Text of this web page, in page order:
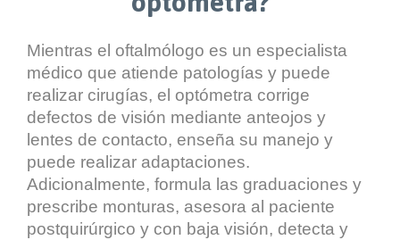
Mientras el oftalmólogo es un especialista
médico que atiende patologías y puede
realizar cirugías, el optómetra corrige
defectos de visión mediante anteojos y
lentes de contacto, enseña su manejo y
puede realizar adaptaciones.
Adicionalmente, formula las graduaciones y
prescribe monturas, asesora al paciente
postquirúrgico y con baja visión, detecta y